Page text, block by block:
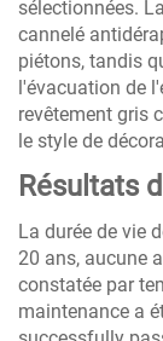
sélectionnées.
cannelé
piétons, tandis
l'évacuation de
revêtement gris
le style de
Résultats
La durée de vie
20 ans, aucune
constatée par
maintenance a